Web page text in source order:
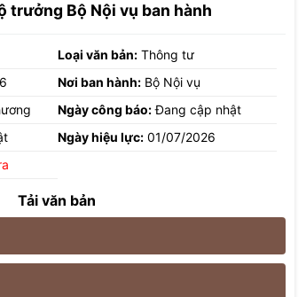
trưởng Bộ Nội vụ ban hành
Loại văn bản: Thông tư
Nơi ban hành: Bộ Nội vụ
Ngày công báo:Đang cập nhật
Ngày hiệu lực: 01/07/2026
Tải văn bản